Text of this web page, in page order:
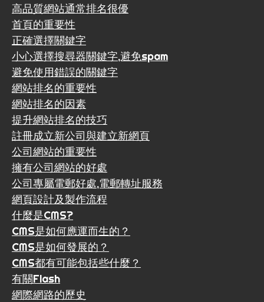
高品質網站通常排名很優
首頁的重要性
正確選擇關鍵字
小心選擇搜尋器關鍵字,避免spam
避免使用錯誤的關鍵字
網站排名的重要性
網站排名的因素
提升網站排名的技巧
註冊成立新公司與建立新網頁
公司網站的重要性
擁有公司網站的好處
公司專屬電郵好處,電郵轉址服務
網頁設計及製作流程
什麼是CMS?
CMS是如何應運而生的？
CMS是如何發展的？
CMS都有可能包括些什麼？
有關Flash
網際網路的歷史